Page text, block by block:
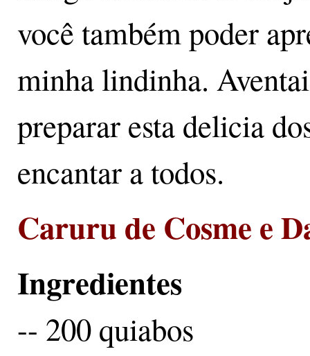
você também poder
minha lindinha.
preparar esta delicia
encantar a todos.
Caruru de Cosme e
Ingredientes
-- 200 quiabos